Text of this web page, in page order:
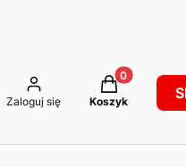
Zaloguj się
Produkty w
Koszyk